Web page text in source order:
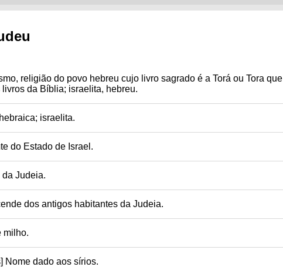
religião do povo hebreu cujo livro sagrado é a Torá ou Tora que
da Bíblia; israelita, hebreu.
israelita.
do Estado de Israel.
Judeia.
dos antigos habitantes da Judeia.
milho.
Nome dado aos sírios.